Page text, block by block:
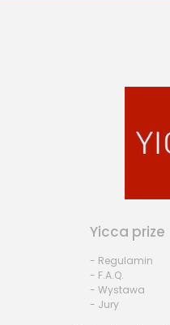
Yicca prize
- Regulamin
- F.A.Q.
- Wystawa
- Jury